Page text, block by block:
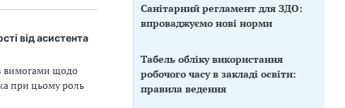
від асистента
вимогами щодо
при цьому роль
Санітарний регламент для ЗДО:
впроваджуємо нові норми
Табель обліку використання
робочого часу в закладі освіти:
правила ведення